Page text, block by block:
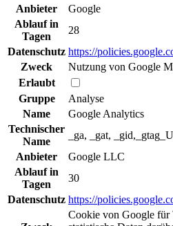
Anbieter
Google
Ablauf in
Tagen
28
Datenschutz https://
Zweck
Nutzung von Google
Erlaubt
Gruppe
Analyse
Name
Google Analytics
Technischer
Name
_ga, _gat,
Anbieter
Google LLC
Ablauf in
Tagen
30
Datenschutz https://
Cookie von Google für